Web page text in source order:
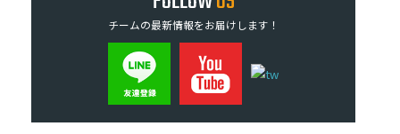
チームの最新情報をお届けします！